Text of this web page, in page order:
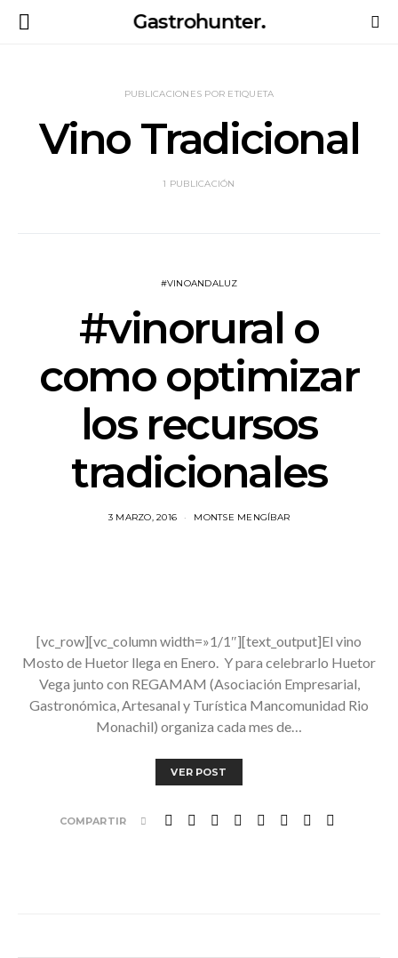
Gastrohunter.
PUBLICACIONES POR ETIQUETA
Vino Tradicional
1 PUBLICACIÓN
#VINOANDALUZ
#vinorural o
como optimizar
los recursos
tradicionales
3 MARZO, 2016 MONTSE MENGÍBAR
[vc_row][vc_column width=»1/1″][text_output]El vino
Mosto de Huetor llega en Enero. Y para celebrarlo Huetor
Vega junto con REGAMAM (Asociación Empresarial,
Gastronómica, Artesanal y Turística Mancomunidad Rio
Monachil) organiza cada mes de…
VER POST
COMPARTIR